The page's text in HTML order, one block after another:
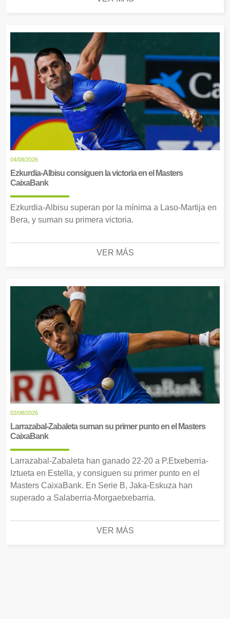
04/08/2026
Ezkurdia-Albisu consiguen la victoria en el Masters
CaixaBank
Ezkurdia-Albisu superan por la mínima a Laso-Martija en
Bera, y suman su primera victoria.
VER MÁS
02/08/2026
Larrazabal-Zabaleta suman su primer punto en el Masters
CaixaBank
Larrazabal-Zabaleta han ganado 22-20 a P.Etxeberria-
Iztueta en Estella, y consiguen su primer punto en el
Masters CaixaBank. En Serie B, Jaka-Eskuza han
superado a Salaberria-Morgaetxebarria.
VER MÁS